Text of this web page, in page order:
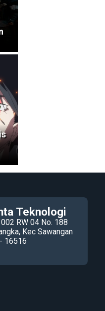
Teknologi
RW 04 No. 188
Kec Sawangan
16516